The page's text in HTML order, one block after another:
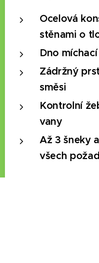
Ocelová
stěnami o
Dno
Zádržný
směsi
Kontrolní
vany
Až 3 šneky
všech